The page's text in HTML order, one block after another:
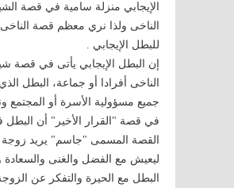
الإيجابي منزلة سامية في قصة
الناخى ولذا نري معظم قصة
للبطل الإيجابي .
إن البطل الإيجابي يأتى في قصة
الناخى أفرادا أو جماعة، البطل
جميع مسؤولية الأسرة أو المجتمع
في قصة "القرار الأخير" أن البطل
القصة المسمى "جاسم" يريد
ليعيش مع الفضل والغنى
البطل مع الحيرة والتفكر عن